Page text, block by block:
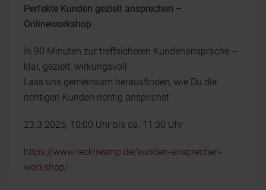
Perfekte Kunden gezielt ansprechen –
Onlineworkshop
In 90 Minuten zur treffsicheren Kundenansprache –
klar, gezielt, wirkungsvoll
Lass uns gemeinsam herausfinden, wie Du die
richtigen Kunden richtig ansprichst
23.3.2025, 10:00 Uhr bis ca. 11:30 Uhr
https://www.reckliesmp.de/kunden-ansprechen-
workshop/